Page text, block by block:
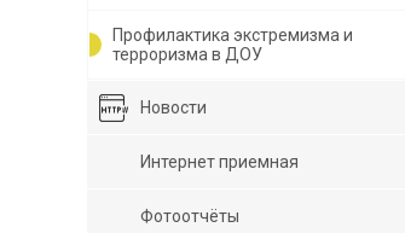
Профилактика экстремизма и
терроризма в ДОУ
Новости
Интернет приемная
Фотоотчёты